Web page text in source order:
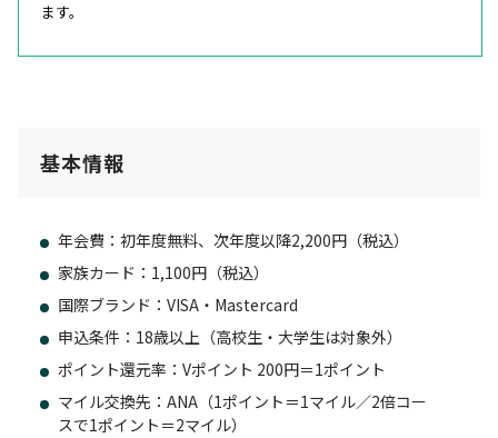
ます。
基本情報
年会費：初年度無料、次年度以降2,200円（税込）
家族カード：1,100円（税込）
国際ブランド：VISA・Mastercard
申込条件：18歳以上（高校生・大学生は対象外）
ポイント還元率：Vポイント 200円＝1ポイント
マイル交換先：ANA（1ポイント＝1マイル／2倍コー
スで1ポイント＝2マイル）